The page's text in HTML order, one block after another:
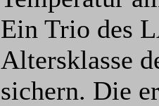
Ein Trio des
Altersklasse
sichern. Die